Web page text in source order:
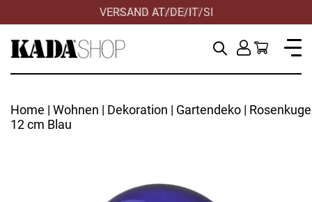
HILFE & KONTAKT
VERSAND AT/DE/IT/SI
Home | Wohnen | Dekoration | Gartendeko |
12 cm Blau